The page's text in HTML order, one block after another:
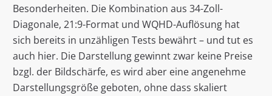
Besonderheiten. Die Kombination aus 34-Zoll-
Diagonale, 21:9-Format und WQHD-Auflösung hat
sich bereits in unzähligen Tests bewährt – und tut es
auch hier. Die Darstellung gewinnt zwar keine Preise
bzgl. der Bildschärfe, es wird aber eine angenehme
Darstellungsgröße geboten, ohne dass skaliert